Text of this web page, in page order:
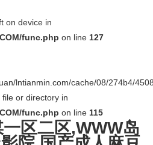
on device in
func.php on line 127
lntianmin.com/cache/08/274b4/
or directory in
func.php on line 115
区二区,WWW岛